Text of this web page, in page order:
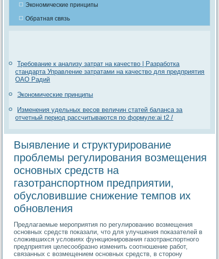
Экономические принципы
Обратная связь
Требование к анализу затрат на качество | Разработка
стандарта Управление затратами на качество для предприятия
ОАО Радий
Экономические принципы
Изменения удельных весов величин статей баланса за
отчетный период рассчитываются по формуле:аi t2 /
Выявление и структурирование
проблемы регулирования возмещения
основных средств на
газотранспортном предприятии,
обусловившие снижение темпов их
обновления
Предлагаемые мероприятия по регулированию возмещения
основных средств показали, что для улучшения показателей в
сложившихся условиях функционирования газотранспортного
предприятия целесообразно изменить соотношение работ,
связанных с возмещением основных средств, в сторону